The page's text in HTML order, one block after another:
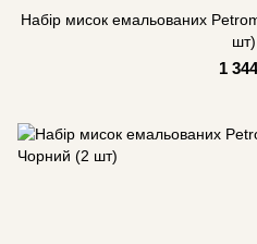
Набір мисок емальованих
шт)
1